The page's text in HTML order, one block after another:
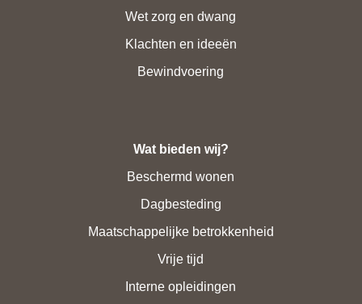
Wet zorg en dwang
Klachten en ideeën
Bewindvoering
Wat bieden wij?
Beschermd wonen
Dagbesteding
Maatschappelijke betrokkenheid
Vrije tijd
Interne opleidingen